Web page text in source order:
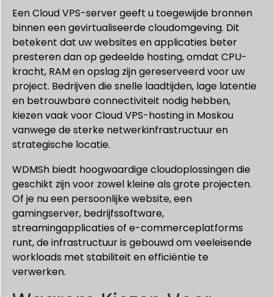
Een Cloud VPS-server geeft u toegewijde bronnen
binnen een gevirtualiseerde cloudomgeving. Dit
betekent dat uw websites en applicaties beter
presteren dan op gedeelde hosting, omdat CPU-
kracht, RAM en opslag zijn gereserveerd voor uw
project. Bedrijven die snelle laadtijden, lage latentie
en betrouwbare connectiviteit nodig hebben,
kiezen vaak voor Cloud VPS-hosting in Moskou
vanwege de sterke netwerkinfrastructuur en
strategische locatie.
WDMSh biedt hoogwaardige cloudoplossingen die
geschikt zijn voor zowel kleine als grote projecten.
Of je nu een persoonlijke website, een
gamingserver, bedrijfssoftware,
streamingapplicaties of e-commerceplatforms
runt, de infrastructuur is gebouwd om veeleisende
workloads met stabiliteit en efficiëntie te
verwerken.